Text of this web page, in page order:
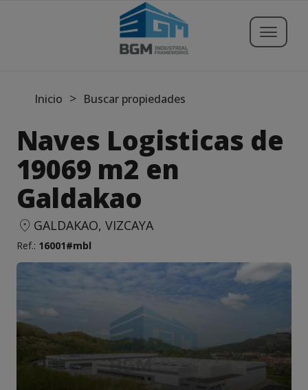
Buscar propiedades
Publicar Inmueble
Registrarse
Inicio > Buscar propiedades
Naves Logisticas de
19069 m2 en
Galdakao
GALDAKAO, VIZCAYA
Ref.: 16001#mbl